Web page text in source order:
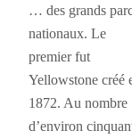
… des grands
nationaux. Le
premier fut
Yellowstone créé
1872. Au nombre
d’environ